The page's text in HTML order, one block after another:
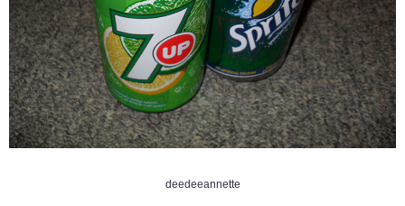
deedeeannette